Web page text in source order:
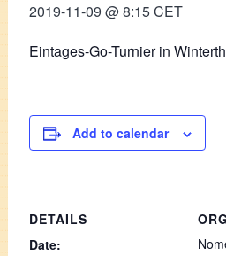
2019-11-09 @ 8:15CET
Eintages-Go-Turnier in
Add to calendar
DETAILS
Date: